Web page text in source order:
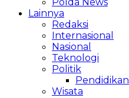
Lainnya
Redaksi
Internasional
Nasional
Teknologi
Politik
Pendidikan
Wisata